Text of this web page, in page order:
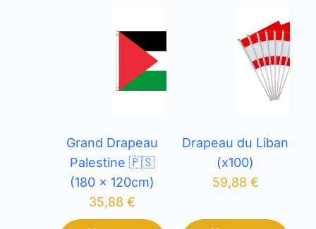
Grand Drapeau
Palestine 🇵🇸
(180 x 120cm)
35,88€
Drapeau du Liban
(x100)
59,88 €